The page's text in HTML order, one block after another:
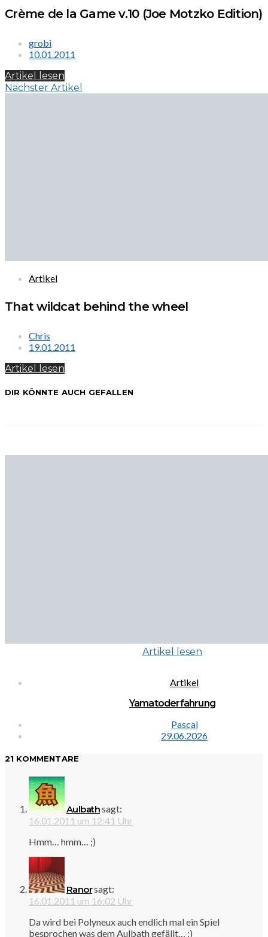
Crème de la Game v.10 (Joe Motzko Edition)
grobi
10.01.2011
Artikel lesen
Nächster Artikel
Artikel
That wildcat behind the wheel
Chris
19.01.2011
Artikel lesen
DIR KÖNNTE AUCH GEFALLEN
Artikel lesen
Artikel
Yamatoderfahrung
Pascal
29.06.2026
21 KOMMENTARE
Aulbathsagt:
16.01.2011 um 12:41 Uhr
Hmm… hmm… ;)
Ranorsagt:
16.01.2011 um 16:02 Uhr
Da wird bei Polyneux auch endlich mal ein Spiel
besprochen was dem Aulbath gefällt… ;)